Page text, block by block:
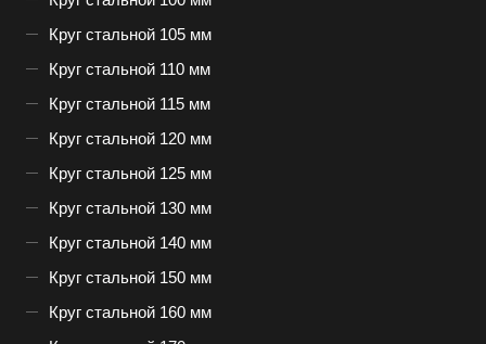
Круг стальной 105 мм
Круг стальной 110 мм
Круг стальной 115 мм
Круг стальной 120 мм
Круг стальной 125 мм
Круг стальной 130 мм
Круг стальной 140 мм
Круг стальной 150 мм
Круг стальной 160 мм